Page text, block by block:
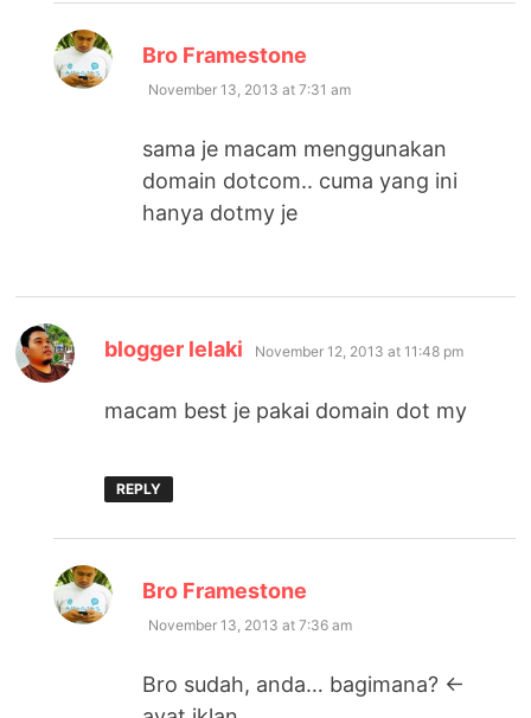
Bro Framestone
November 13, 2013 at 7:31 am
sama je macam menggunakan
domain dotcom.. cuma yang ini
hanya dotmy je
blogger lelaki says:
November 12, 2013 at 11:48 pm
macam best je pakai domain dot my
REPLY
Bro Framestone
November 13, 2013 at 7:36 am
Bro sudah, anda… bagimana? <-